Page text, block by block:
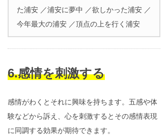
た浦安 ／浦安に夢中 ／欲しかった浦安 ／
今年最大の浦安 ／頂点の上を行く浦安
6.感情を刺激する
感情がわくとそれに興味を持ちます。五感や体
験などから訴え、心を刺激するとその感情表現
に同調する効果が期待できます。